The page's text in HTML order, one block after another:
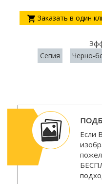
Заказать в один
Сепия
Черно-
Если